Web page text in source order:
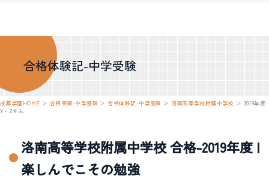
合格体験記-中学受験
成基学園HOME ＞ 合格実績-中学受験 ＞合格体験記-中学受験 ＞ 洛南高等学校附属中学校 ＞ 2019年度-
Y・Zさん
洛南高等学校附属中学校 合格-2019年度 |
楽しんでこその勉強